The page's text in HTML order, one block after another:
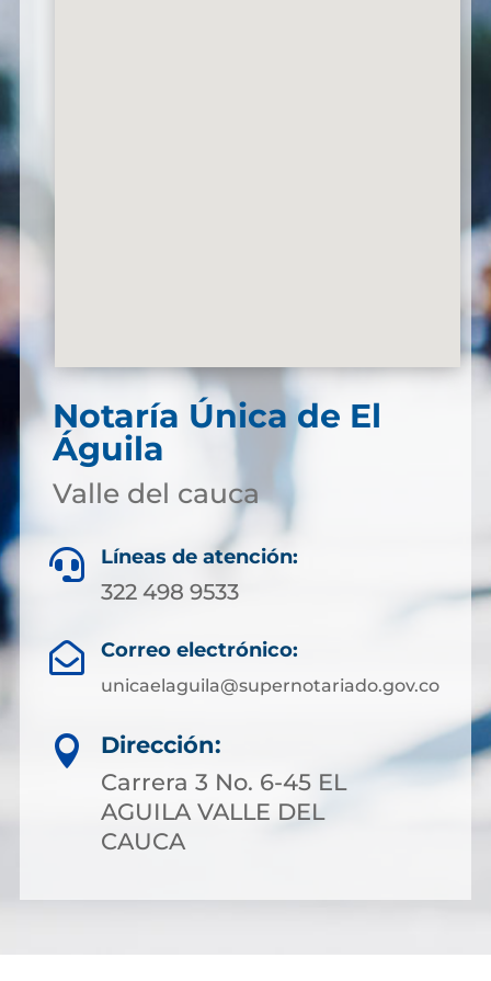
Notaría Única de El
Águila
Valle del cauca
 Líneas de atención:
322 498 9533
 Correo electrónico:
unicaelaguila@supernotariado.gov.co

Dirección:
Carrera 3 No. 6-45 EL
AGUILA VALLE DEL
CAUCA